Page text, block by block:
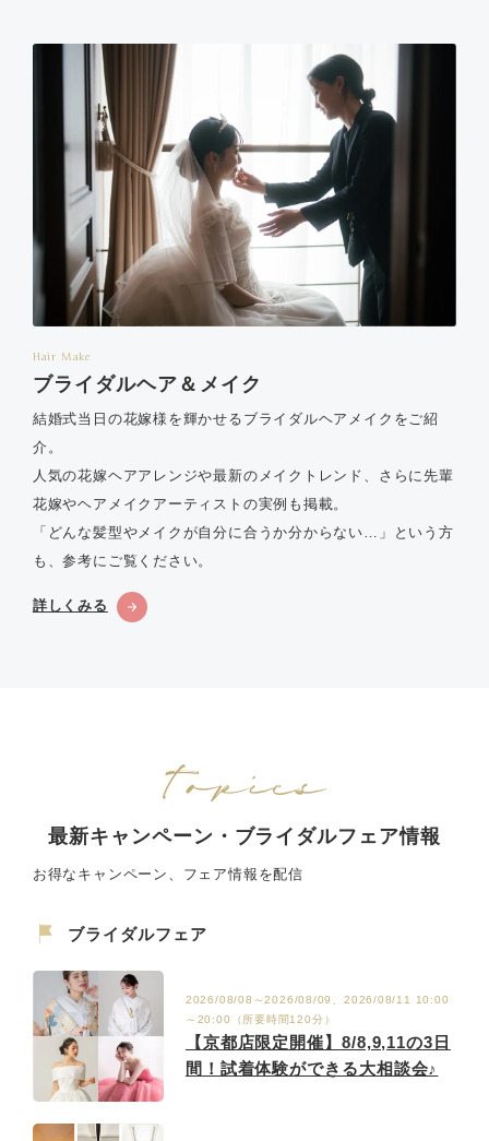
Hair Make
ブライダルヘア＆メイク
結婚式当日の花嫁様を輝かせるブライダルヘアメイクをご紹
介。
人気の花嫁ヘアアレンジや最新のメイクトレンド、さらに先輩
花嫁やヘアメイクアーティストの実例も掲載。
「どんな髪型やメイクが自分に合うか分からない…」という方
も、参考にご覧ください。
詳しくみる
最新キャンペーン・ブライダルフェア情報
お得なキャンペーン、フェア情報を配信
ブライダルフェア
2026/08/08～2026/08/09、2026/08/11 10:00
～20:00（所要時間120分）
【京都店限定開催】8/8,9,11の3日
間！試着体験ができる大相談会♪